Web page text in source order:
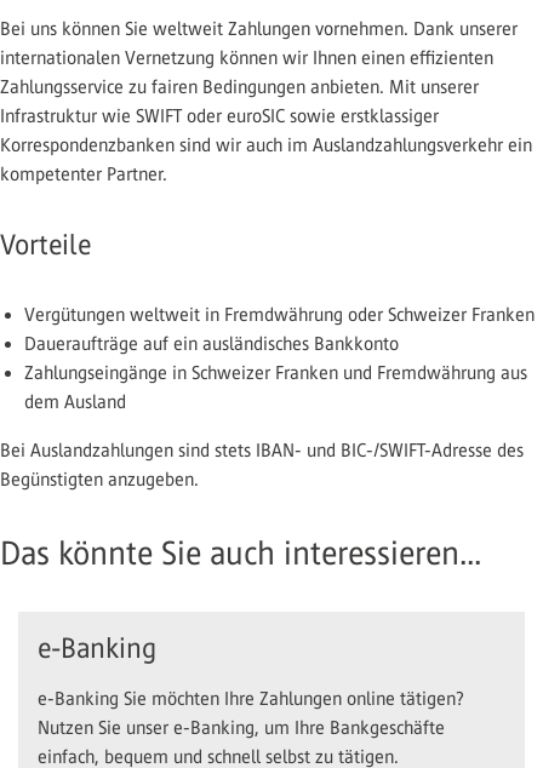
Bei uns können Sie weltweit Zahlungen vornehmen. Dank unserer
internationalen Vernetzung können wir Ihnen einen effizienten
Zahlungsservice zu fairen Bedingungen anbieten. Mit unserer
Infrastruktur wie SWIFT oder euroSIC sowie erstklassiger
Korrespondenzbanken sind wir auch im Auslandzahlungsverkehr ein
kompetenter Partner.
Vorteile
Vergütungen weltweit in Fremdwährung oder Schweizer Franken
Daueraufträge auf ein ausländisches Bankkonto
Zahlungseingänge in Schweizer Franken und Fremdwährung aus
dem Ausland
Bei Auslandzahlungen sind stets IBAN- und BIC-/SWIFT-Adresse des
Begünstigten anzugeben.
Das könnte Sie auch interessieren...
e-Banking
e-Banking Sie möchten Ihre Zahlungen online tätigen?
Nutzen Sie unser e-Banking, um Ihre Bankgeschäfte
einfach, bequem und schnell selbst zu tätigen.